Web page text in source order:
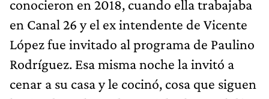
conocieron en 2018, cuando ella trabajaba
en Canal 26 y el ex intendente de Vicente
López fue invitado al programa de Paulino
Rodríguez. Esa misma noche la invitó a
cenar a su casa y le cocinó, cosa que siguen